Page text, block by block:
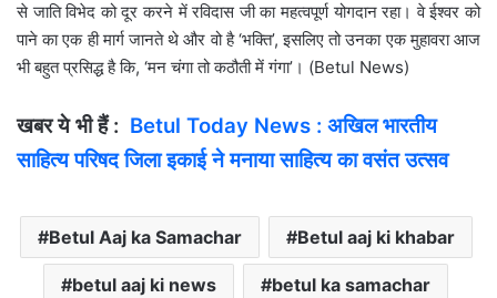
से जाति विभेद को दूर करने में रविदास जी का महत्वपूर्ण योगदान रहा। वे ईश्वर को
पाने का एक ही मार्ग जानते थे और वो है ‘भक्ति’, इसलिए तो उनका एक मुहावरा आज
भी बहुत प्रसिद्ध है कि, ‘मन चंगा तो कठौती में गंगा’। (Betul News)
खबर ये भी हैं : Betul Today News : अखिल भारतीय
साहित्य परिषद जिला इकाई ने मनाया साहित्य का वसंत उत्सव
Betul Aaj ka Samachar Betul aaj ki khabar
betul aaj ki news betul ka samachar